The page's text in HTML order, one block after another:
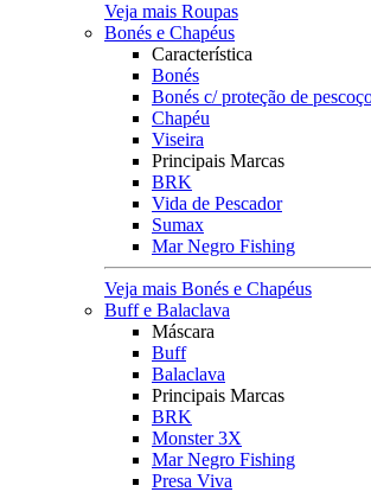
Veja mais Roupas
Bonés e Chapéus
Característica
Bonés
Bonés c/ proteção de
Chapéu
Viseira
Principais Marcas
BRK
Vida de Pescador
Sumax
Mar Negro Fishing
Veja mais Bonés e Chapéus
Buff e Balaclava
Máscara
Buff
Balaclava
Principais Marcas
BRK
Monster 3X
Mar Negro Fishing
Presa Viva